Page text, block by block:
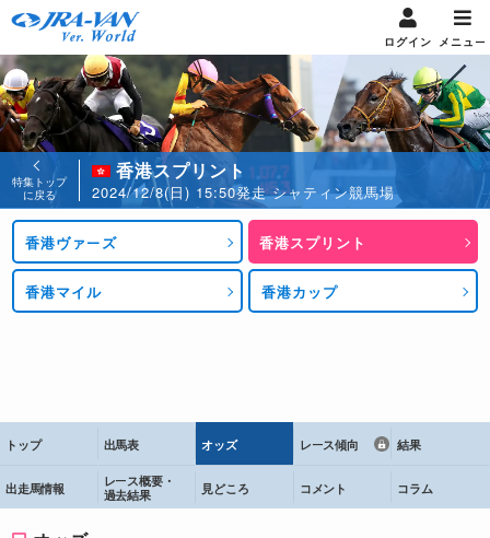
ログイン メニュー
特集トップ
に戻る
香港スプリント
2024/12/8(日) 15:50発走 シャティン競馬場
香港ヴァーズ 香港スプリント
香港マイル 香港カップ
トップ 出馬表 オッズ レース傾向 結果
出走馬情報
レース概要・
過去結果
見どころ コメント コラム